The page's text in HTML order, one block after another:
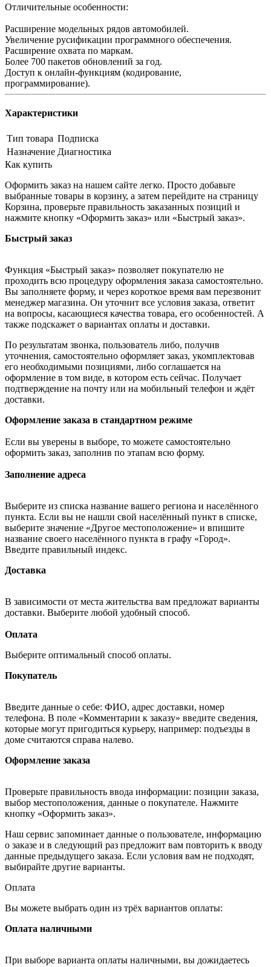
Отличительные особенности:
Расширение модельных рядов автомобилей.
Увеличение русификации программного обеспечения.
Расширение охвата по маркам.
Более 700 пакетов обновлений за год.
Доступ к онлайн-функциям (кодирование,
программирование).
Характеристики
Тип товара Подписка
Назначение Диагностика
Как купить
Оформить заказ на нашем сайте легко. Просто добавьте
выбранные товары в корзину, а затем перейдите на страницу
Корзина, проверьте правильность заказанных позиций и
нажмите кнопку «Оформить заказ» или «Быстрый заказ».
Быстрый заказ
Функция «Быстрый заказ» позволяет покупателю не
проходить всю процедуру оформления заказа самостоятельно.
Вы заполняете форму, и через короткое время вам перезвонит
менеджер магазина. Он уточнит все условия заказа, ответит
на вопросы, касающиеся качества товара, его особенностей. А
также подскажет о вариантах оплаты и доставки.
По результатам звонка, пользователь либо, получив
уточнения, самостоятельно оформляет заказ, укомплектовав
его необходимыми позициями, либо соглашается на
оформление в том виде, в котором есть сейчас. Получает
подтверждение на почту или на мобильный телефон и ждёт
доставки.
Оформление заказа в стандартном режиме
Если вы уверены в выборе, то можете самостоятельно
оформить заказ, заполнив по этапам всю форму.
Заполнение адреса
Выберите из списка название вашего региона и населённого
пункта. Если вы не нашли свой населённый пункт в списке,
выберите значение «Другое местоположение» и впишите
название своего населённого пункта в графу «Город».
Введите правильный индекс.
Доставка
В зависимости от места жительства вам предложат варианты
доставки. Выберите любой удобный способ.
Оплата
Выберите оптимальный способ оплаты.
Покупатель
Введите данные о себе: ФИО, адрес доставки, номер
телефона. В поле «Комментарии к заказу» введите сведения,
которые могут пригодиться курьеру, например: подъезды в
доме считаются справа налево.
Оформление заказа
Проверьте правильность ввода информации: позиции заказа,
выбор местоположения, данные о покупателе. Нажмите
кнопку «Оформить заказ».
Наш сервис запоминает данные о пользователе, информацию
о заказе и в следующий раз предложит вам повторить к вводу
данные предыдущего заказа. Если условия вам не подходят,
выбирайте другие варианты.
Оплата
Вы можете выбрать один из трёх вариантов оплаты:
Оплата наличными
При выборе варианта оплаты наличными, вы дожидаетесь